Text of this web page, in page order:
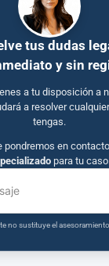
tus dudas
y sin
a tu disposición a
a resolver
tengas.
pondremos en
para tu
no sustituye el